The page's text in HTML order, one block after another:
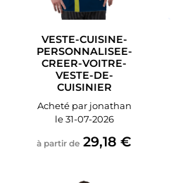
VESTE-CUISINE-
PERSONNALISEE-
CREER-VOITRE-
VESTE-DE-
CUISINIER
Acheté par jonathan
le 31-07-2026
à partir de 29,18 €